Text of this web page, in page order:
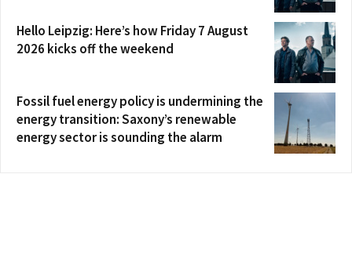
Hello Leipzig: Here’s how Friday 7 August
2026 kicks off the weekend
Fossil fuel energy policy is undermining the
energy transition: Saxony’s renewable
energy sector is sounding the alarm